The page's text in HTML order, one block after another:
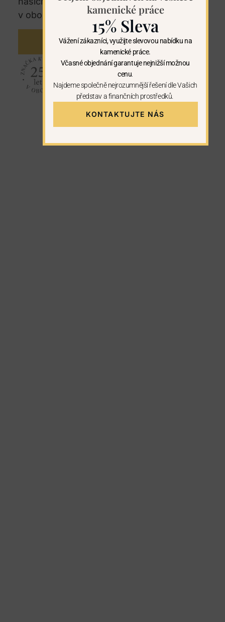
v oboru kamenictví.
KONTAKTUJTE NÁS
kamenické práce
15% Sleva
Vážení zákazníci, využijte slevovou nabídku na
kamenické práce.
Včasné objednání garantuje nejnižší možnou
cenu
Najdeme společně nejrozumnější řešení dle Vašich
představ a finančních prostředků.
KONTAKTUJTE NÁS